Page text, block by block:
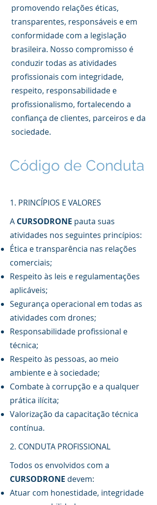
promovendo relações éticas,
transparentes, responsáveis e em
conformidade com a legislação
brasileira. Nosso compromisso é
conduzir todas as atividades
profissionais com integridade,
respeito, responsabilidade e
profissionalismo, fortalecendo a
confiança de clientes, parceiros e da
sociedade.
Código de Conduta
1. PRINCÍPIOS E VALORES
A CURSODRONE pauta suas
atividades nos seguintes princípios:
Ética e transparência nas relações
comerciais;
Respeito às leis e regulamentações
aplicáveis;
Segurança operacional em todas as
atividades com drones;
Responsabilidade profissional e
técnica;
Respeito às pessoas, ao meio
ambiente e à sociedade;
Combate à corrupção e a qualquer
prática ilícita;
Valorização da capacitação técnica
contínua.
2. CONDUTA PROFISSIONAL
Todos os envolvidos com a
CURSODRONE devem:
Atuar com honestidade, integridade